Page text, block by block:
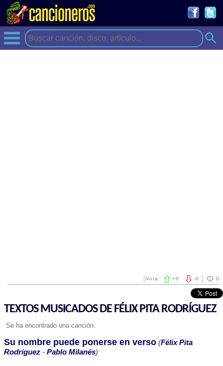
0
-0
Vota: +0
TEXTOS MUSICADOS DE FÉLIX PITA RODRÍGUEZ
Se ha encontrado una canción.
Su nombre puede ponerse en verso (Félix Pita
Rodríguez - Pablo Milanés)